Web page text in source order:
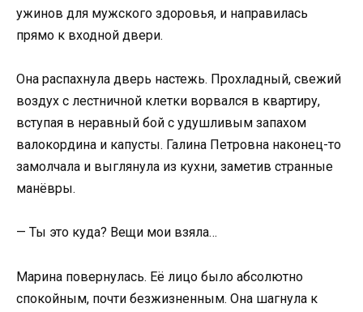
ужинов для мужского здоровья, и направилась
прямо к входной двери.
Она распахнула дверь настежь. Прохладный, свежий
воздух с лестничной клетки ворвался в квартиру,
вступая в неравный бой с удушливым запахом
валокордина и капусты. Галина Петровна наконец-то
замолчала и выглянула из кухни, заметив странные
манёвры.
— Ты это куда? Вещи мои взяла…
Марина повернулась. Её лицо было абсолютно
спокойным, почти безжизненным. Она шагнула к